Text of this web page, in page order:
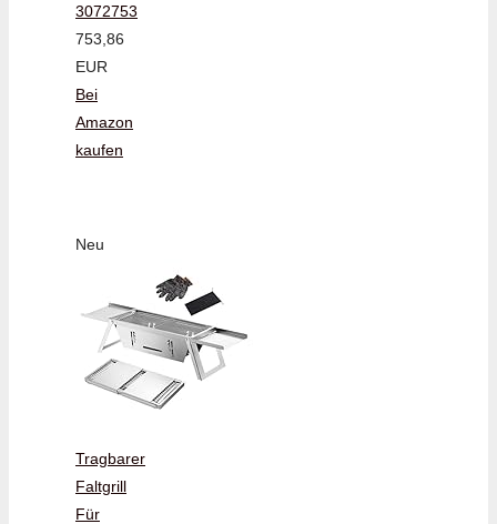
3072753
753,86
EUR
Bei
Amazon
kaufen
Neu
Tragbarer
Faltgrill
Für